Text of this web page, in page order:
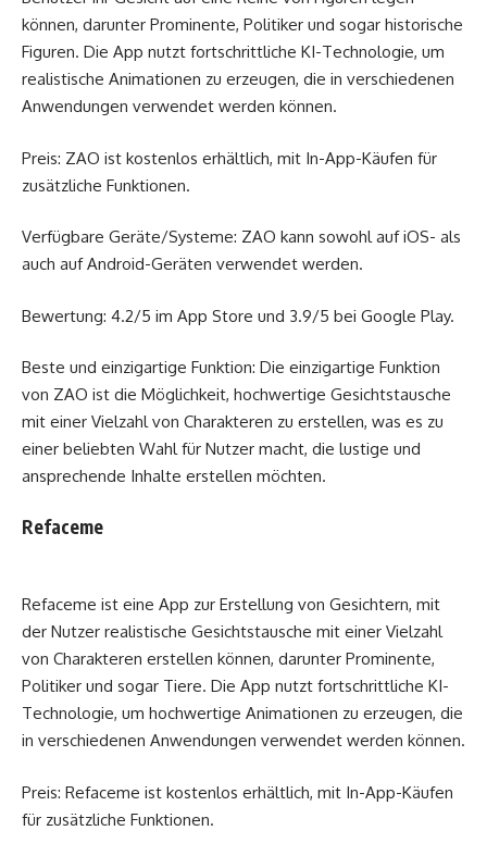
können, darunter Prominente, Politiker und sogar historische
Figuren. Die App nutzt fortschrittliche KI-Technologie, um
realistische Animationen zu erzeugen, die in verschiedenen
Anwendungen verwendet werden können.
Preis: ZAO ist kostenlos erhältlich, mit In-App-Käufen für
zusätzliche Funktionen.
Verfügbare Geräte/Systeme: ZAO kann sowohl auf iOS- als
auch auf Android-Geräten verwendet werden.
Bewertung: 4.2/5 im App Store und 3.9/5 bei Google Play.
Beste und einzigartige Funktion: Die einzigartige Funktion
von ZAO ist die Möglichkeit, hochwertige Gesichtstausche
mit einer Vielzahl von Charakteren zu erstellen, was es zu
einer beliebten Wahl für Nutzer macht, die lustige und
ansprechende Inhalte erstellen möchten.
Refaceme
Refaceme ist eine App zur Erstellung von Gesichtern, mit
der Nutzer realistische Gesichtstausche mit einer Vielzahl
von Charakteren erstellen können, darunter Prominente,
Politiker und sogar Tiere. Die App nutzt fortschrittliche KI-
Technologie, um hochwertige Animationen zu erzeugen, die
in verschiedenen Anwendungen verwendet werden können.
Preis: Refaceme ist kostenlos erhältlich, mit In-App-Käufen
für zusätzliche Funktionen.